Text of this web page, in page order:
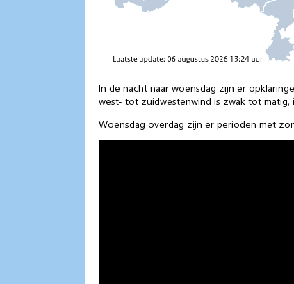
In de nacht naar woensdag zijn er
west- tot zuidwestenwind is zwak tot
Woensdag overdag zijn er perioden met